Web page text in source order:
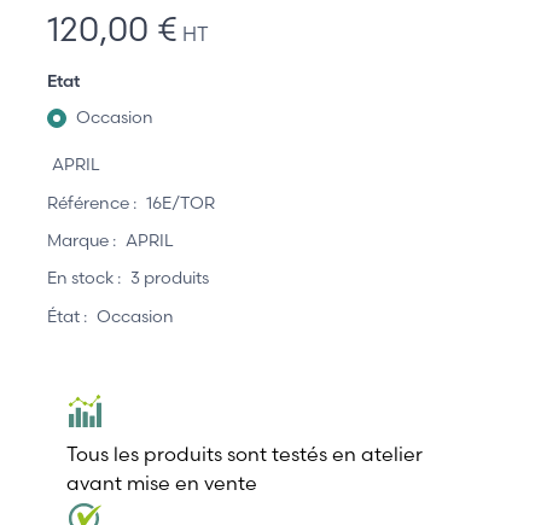
120,00 € HT
Etat
Occasion
APRIL
Référence : 16E/TOR
Marque : APRIL
En stock : 3 produits
État : Occasion
Tous les produits sont testés en atelier
avant mise en vente